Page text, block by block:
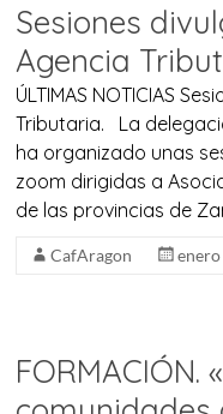
Sesiones
Agencia
ÚLTIMAS NOTICIAS
Tributaria. La
ha organizado unas
zoom dirigidas a
de las provincias de
CafAragon
FORMACIÓN.